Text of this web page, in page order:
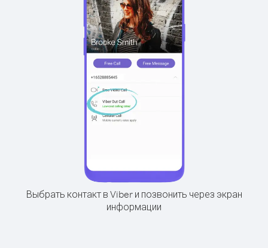
Выбрать контакт в Viber и позвонить через экран
информации